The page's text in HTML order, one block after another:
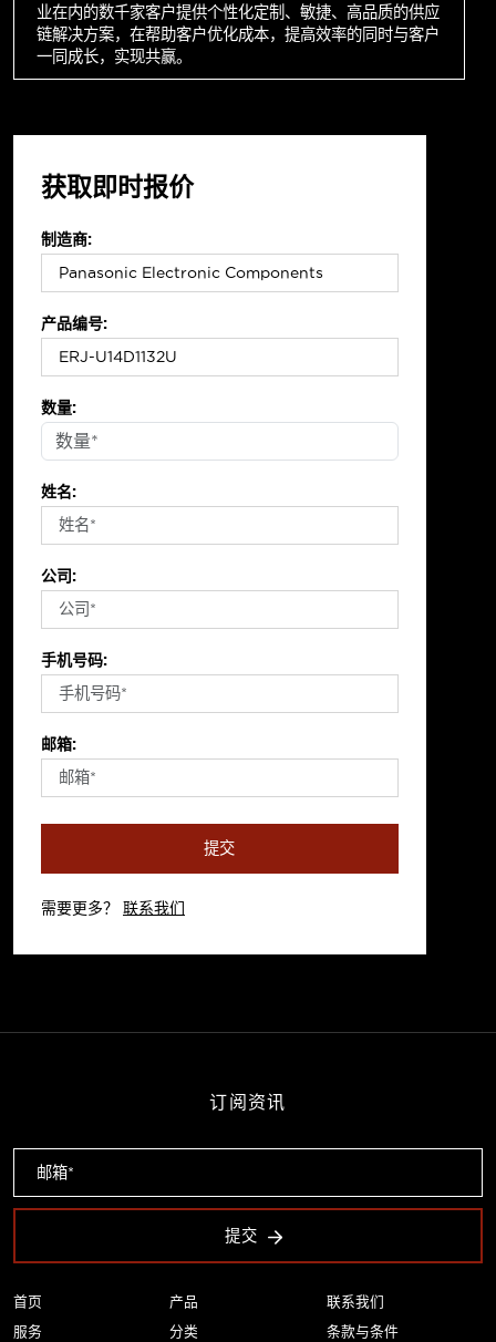
业在内的数千家客户提供个性化定制、敏捷、高品质的供应
链解决方案，在帮助客户优化成本，提高效率的同时与客户
一同成长，实现共赢。
获取即时报价
制造商:
产品编号:
数量:
姓名:
公司:
手机号码:
邮箱:
提交
需要更多？ 联系我们
首页
服务
产品
分类
联系我们
条款与条件
订阅资讯
提交